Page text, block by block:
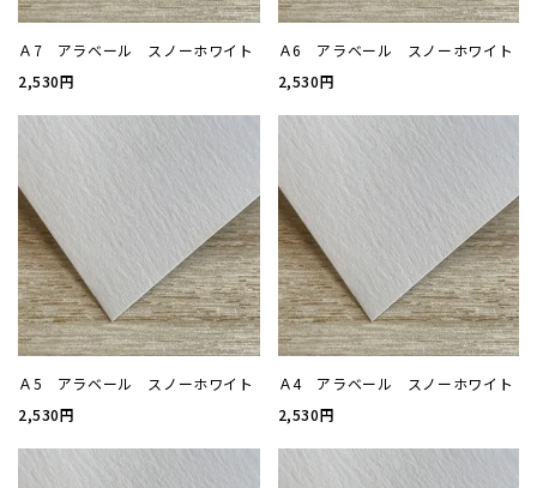
抗菌
カー
ステ
ラッ
カレ
Ａ7 アラベール スノーホワイト
2,530円
Ａ6 アラベール スノーホワイト
2,530円
Ａ5 アラベール スノーホワイト
2,530円
Ａ4 アラベール スノーホワイト
2,530円